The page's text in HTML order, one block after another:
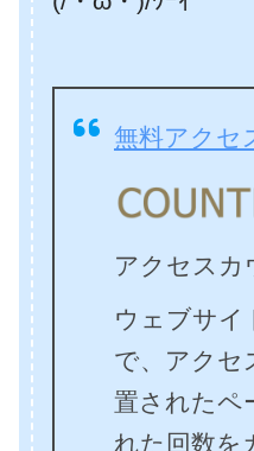
無料アクセ
アクセスカ
ウェブサイ
で、アクセ
置されたペ
れた回数を